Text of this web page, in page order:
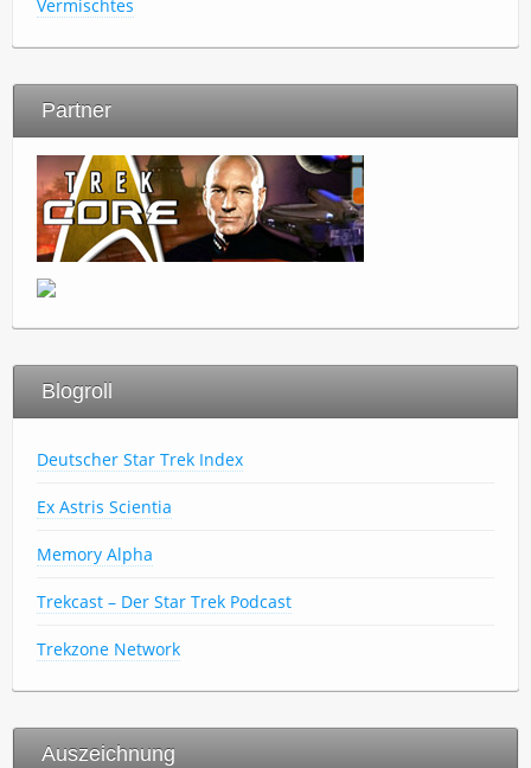
Vermischtes
Partner
Blogroll
Deutscher Star Trek Index
Ex Astris Scientia
Memory Alpha
Trekcast – Der Star Trek Podcast
Trekzone Network
Auszeichnung